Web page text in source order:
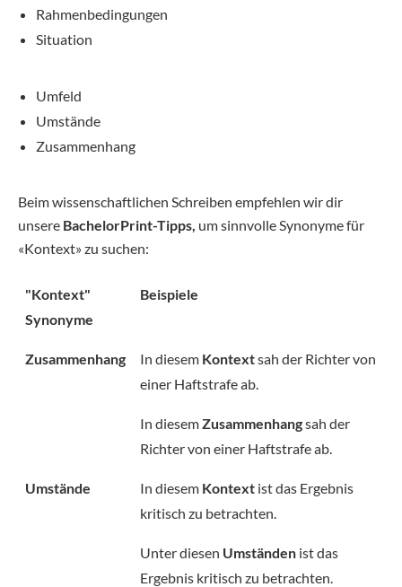
Rahmenbedingungen
Situation
Umfeld
Umstände
Zusammenhang
Beim wissenschaftlichen Schreiben empfehlen wir dir
unsere BachelorPrint-Tipps, um sinnvolle Synonyme für
«Kontext» zu suchen:
"Kontext"
Synonyme
Beispiele
Zusammenhang In diesem Kontextsah der Richter von
einer Haftstrafe ab.
In diesemZusammenhangsah der
Richter von einer Haftstrafe ab.
Umstände In diesem Kontext ist das Ergebnis
kritisch zu betrachten.
Unter diesen Umständen ist das
Ergebnis kritisch zu betrachten.